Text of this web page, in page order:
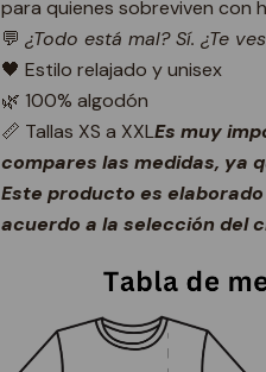
para quienes sobreviven con
💬 ¿Todo está mal? Sí. ¿Te
🖤 Estilo relajado y unisex
🌿 100% algodón
📏 Tallas XS a XXLEs muy
compares las medidas, ya
Este producto es
acuerdo a la selección del